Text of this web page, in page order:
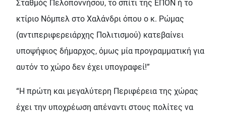
Σταθμός Πελοποννήσου, το σπίτι της ΕΠΟΝ ή το
κτίριο Νόμπελ στο Χαλάνδρι όπου ο κ. Ρώμας
(αντιπεριφερειάρχης Πολιτισμού) κατεβαίνει
υποψήφιος δήμαρχος, όμως μία προγραμματική για
αυτόν το χώρο δεν έχει υπογραφεί!”
“Η πρώτη και μεγαλύτερη Περιφέρεια της χώρας
έχει την υποχρέωση απέναντι στους πολίτες να